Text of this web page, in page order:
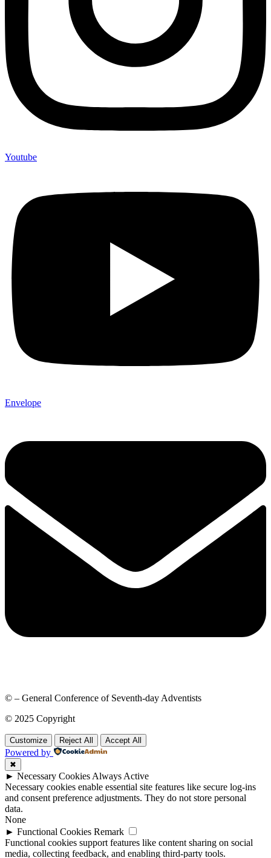
Youtube
Envelope
© – General Conference of Seventh-day Adventists
© 2025 Copyright
Customize Reject All Accept All
Powered by
✖
► Necessary Cookies Always Active
Necessary cookies enable essential site features like secure log-ins
and consent preference adjustments. They do not store personal
data.
None
► Functional Cookies Remark
Functional cookies support features like content sharing on social
media, collecting feedback, and enabling third-party tools.